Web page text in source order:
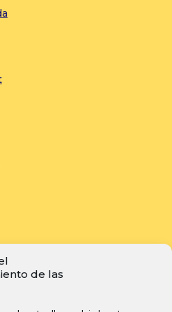
de las